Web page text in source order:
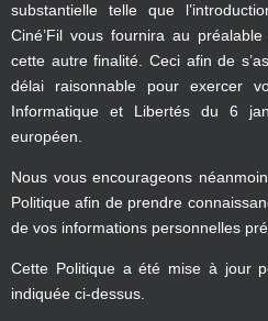
substantielle telle que
Ciné’Fil vous fournira au
cette autre finalité. Ceci afin de
délai raisonnable pour exercer
Informatique et Libertés du 6
Nous vous encourageons
Politique afin de prendre
de vos informations personnelles
Cette Politique a été mise à jour
indiquée ci-dessus.